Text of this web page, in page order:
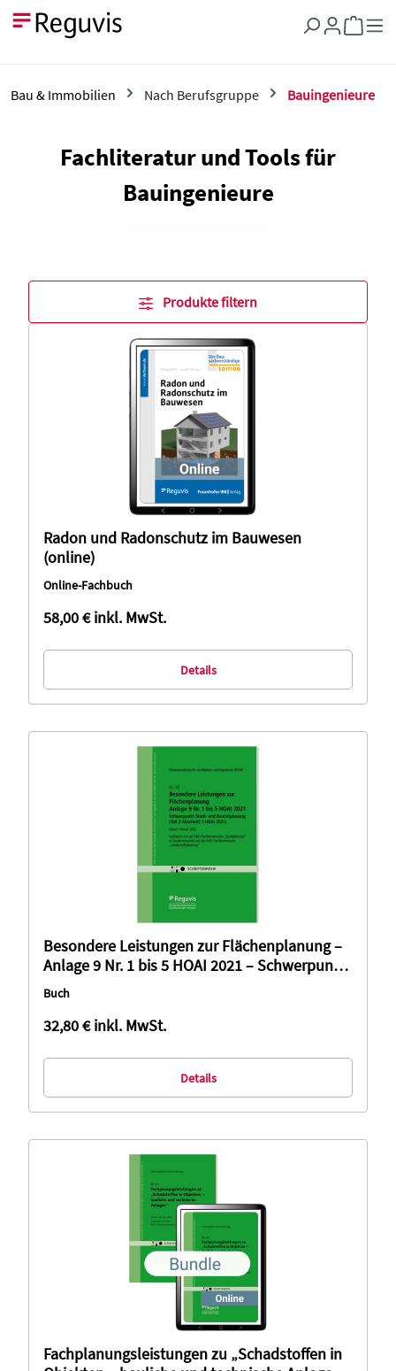
Zum Hauptinhalt springen
Bau & Immobilien Nach Berufsgruppe Bauingenieure
Fachliteratur und Tools für
Bauingenieure
Produkte filtern
Radon und Radonschutz im Bauwesen
(online)
Online-Fachbuch
58,00 €inkl. MwSt.
Details
Besondere Leistungen zur Flächenplanung –
Anlage 9 Nr. 1 bis 5 HOAI 2021 – Schwerpunkt
Stadt- und Bauleitplanung (Teil 2 Abschnitt 1
HOAI 2021)
Buch
32,80 €inkl. MwSt.
Details
Fachplanungsleistungen zu „Schadstoffen in